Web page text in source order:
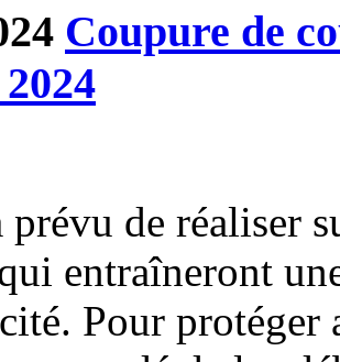
Coupure de
prévu de réaliser
entraîneront
Pour protéger